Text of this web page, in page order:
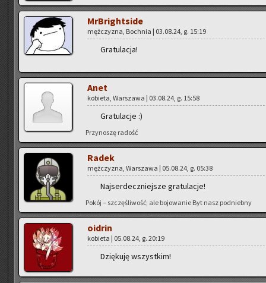
MrBri­ght­si­de
męż­czy­zna, Boch­nia | 03.08.24, g. 15:19
Gra­tu­la­cja!
Anet
ko­bie­ta, War­sza­wa | 03.08.24, g. 15:58
Gra­tu­la­cje :)
Przy­no­szę ra­dość
Radek
męż­czy­zna, War­sza­wa | 05.08.24, g. 05:38
Naj­ser­decz­niej­sze gra­tu­la­cje!
Pokój – szczę­śli­wość; ale bo­jo­wa­nie Byt nasz pod­nieb­ny
oidrin
ko­bie­ta | 05.08.24, g. 20:19
Dzię­ku­ję wszyst­kim!